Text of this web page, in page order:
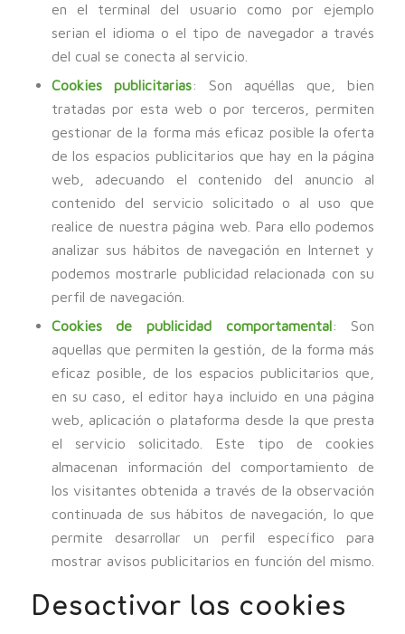
en el terminal del usuario como por ejemplo
serian el idioma o el tipo de navegador a través
del cual se conecta al servicio.
Cookies publicitarias: Son aquéllas que, bien
tratadas por esta web o por terceros, permiten
gestionar de la forma más eficaz posible la oferta
de los espacios publicitarios que hay en la página
web, adecuando el contenido del anuncio al
contenido del servicio solicitado o al uso que
realice de nuestra página web. Para ello podemos
analizar sus hábitos de navegación en Internet y
podemos mostrarle publicidad relacionada con su
perfil de navegación.
Cookies de publicidad comportamental: Son
aquellas que permiten la gestión, de la forma más
eficaz posible, de los espacios publicitarios que,
en su caso, el editor haya incluido en una página
web, aplicación o plataforma desde la que presta
el servicio solicitado. Este tipo de cookies
almacenan información del comportamiento de
los visitantes obtenida a través de la observación
continuada de sus hábitos de navegación, lo que
permite desarrollar un perfil específico para
mostrar avisos publicitarios en función del mismo.
Desactivar las cookies